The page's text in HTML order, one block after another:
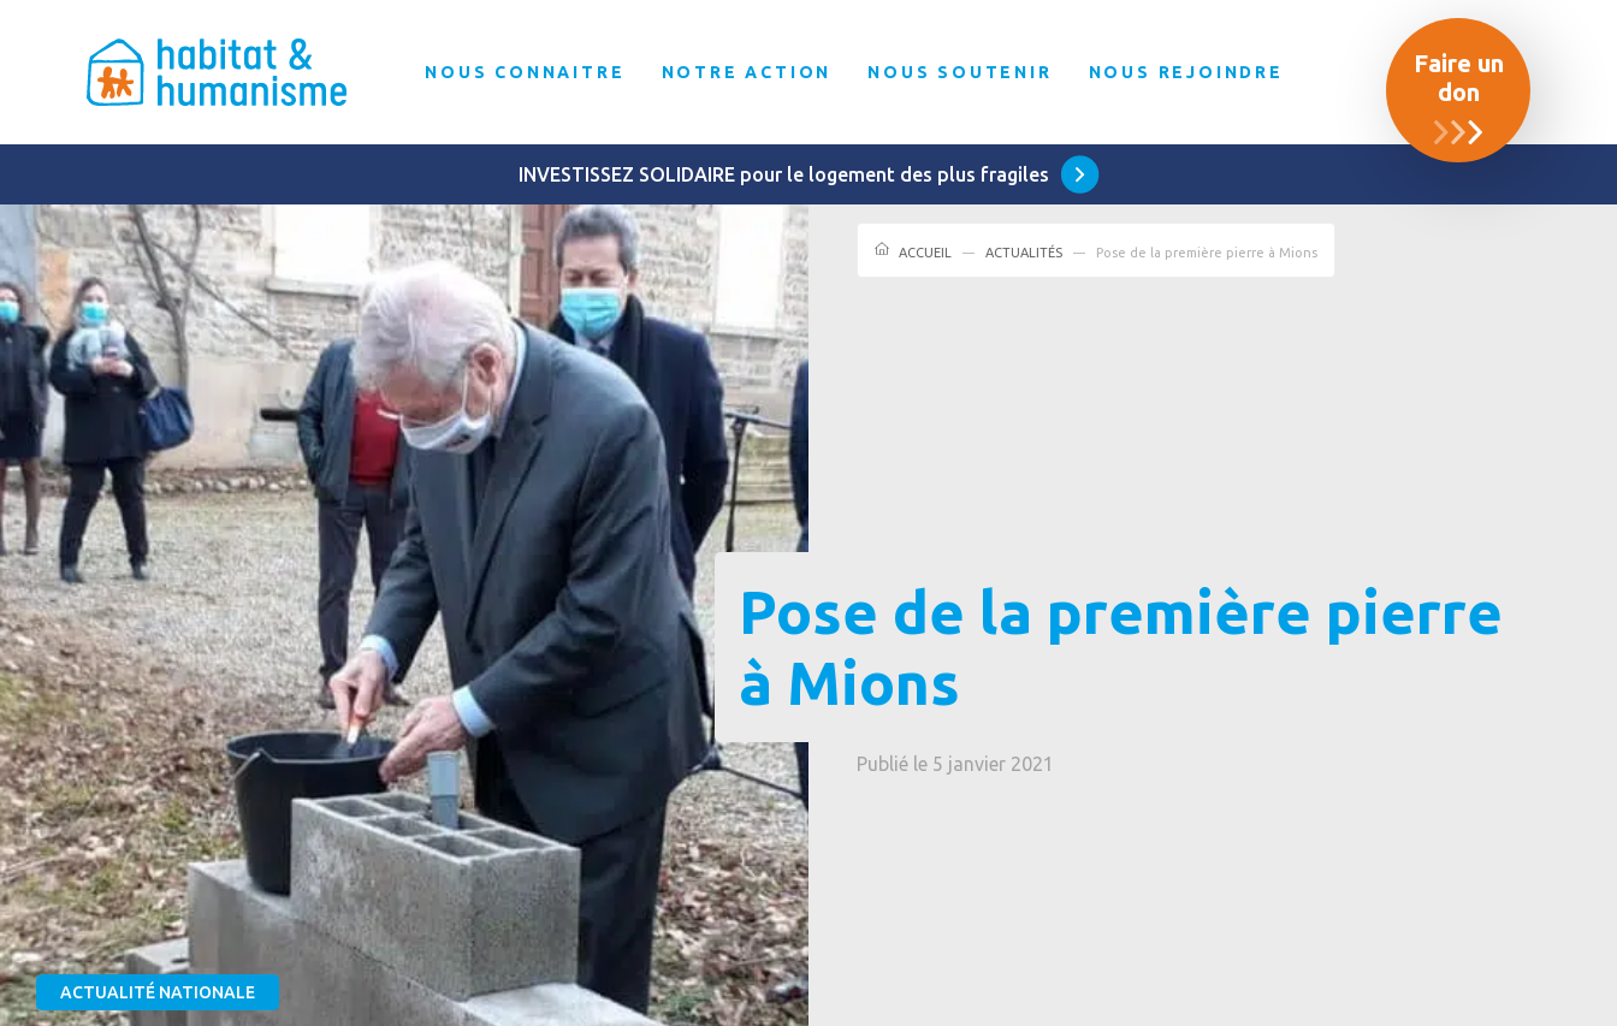
NOUS CONNAITRE NOTRE ACTION NOUS SOUTENIR NOUS REJOINDRE
Faire un
don
INVESTISSEZ SOLIDAIRE pour le logement des plus fragiles
ACTUALITÉ NATIONALE
ACCUEIL ACTUALITÉS Pose de la première pierre à Mions
Pose de la première pierre
à Mions
Publié le 5 janvier 2021